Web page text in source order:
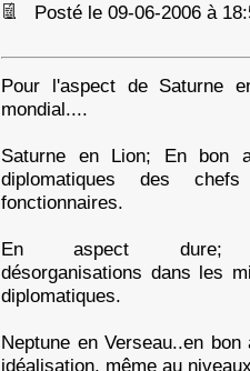
Posté le 09-06-2006 à
Pour l'aspect de Saturne
mondial....
Saturne en Lion; En bon
diplomatiques des
fonctionnaires.
En aspect dure;
désorganisations dans les
diplomatiques.
Neptune en Verseau..en
idéalisation, même au